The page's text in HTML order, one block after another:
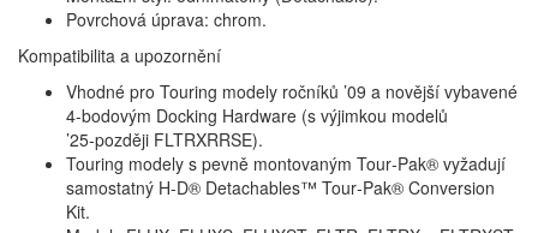
Povrchová úprava: chrom.
Kompatibilita a upozornění
Vhodné pro Touring modely ročníků ’09 a novější vybavené
4‑bodovým Docking Hardware (s výjimkou modelů
’25‑později FLTRXRRSE).
Touring modely s pevně montovaným Tour‑Pak® vyžadují
samostatný H‑D® Detachables™ Tour‑Pak® Conversion
Kit.